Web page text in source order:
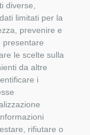
diverse,
limitati per la
prevenire e
presentare
le scelte sulla
da altre
i
rifiutare o